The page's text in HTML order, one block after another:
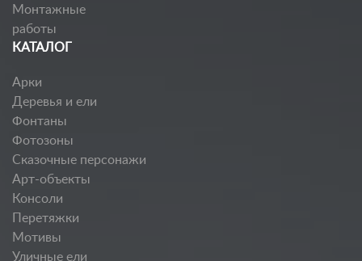
Монтажные
работы
КАТАЛОГ
Арки
Деревья и ели
Фонтаны
Фотозоны
Сказочные персонажи
Арт-объекты
Консоли
Перетяжки
Мотивы
Уличные ели